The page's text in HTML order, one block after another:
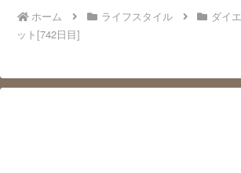
ホーム ライフスタイル ダイ
ット[742日目]